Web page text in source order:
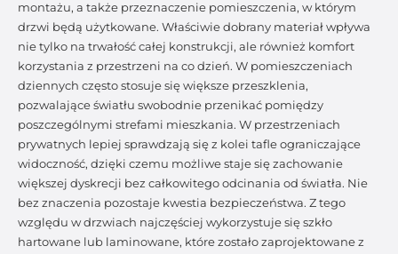
montażu, a także przeznaczenie pomieszczenia, w którym
drzwi będą użytkowane. Właściwie dobrany materiał wpływa
nie tylko na trwałość całej konstrukcji, ale również komfort
korzystania z przestrzeni na co dzień. W pomieszczeniach
dziennych często stosuje się większe przeszklenia,
pozwalające światłu swobodnie przenikać pomiędzy
poszczególnymi strefami mieszkania. W przestrzeniach
prywatnych lepiej sprawdzają się z kolei tafle ograniczające
widoczność, dzięki czemu możliwe staje się zachowanie
większej dyskrecji bez całkowitego odcinania od światła. Nie
bez znaczenia pozostaje kwestia bezpieczeństwa. Z tego
względu w drzwiach najczęściej wykorzystuje się szkło
hartowane lub laminowane, które zostało zaprojektowane z